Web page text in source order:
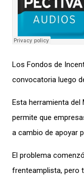
Los Fondos de
convocatoria luego
Esta herramienta del
permite que
a cambio de apoyar
El problema
frenteamplista, pero